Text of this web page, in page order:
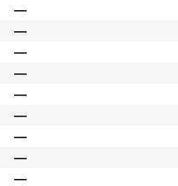
―
―
―
―
―
―
―
―
―